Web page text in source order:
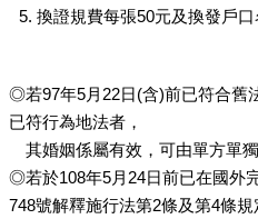
換證規費每張50元及換發戶口
◎若97年5月22日(含)前已符合舊
已符行為地法者，
其婚姻係屬有效，可由單方單獨
◎若於108年5月24日前已在國外
748號解釋施行法第2條及第4條